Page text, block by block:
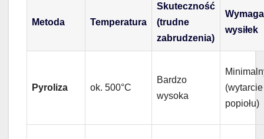
Metoda Temperatura
Skuteczność
(trudne
zabrudzenia)
wysiłek
Pyroliza ok. 500°C
Bardzo
wysoka
(wytarcie
popiołu)